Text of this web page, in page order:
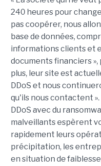
240 heures pour
pas coopérer, nous
base de données,
informations clients et
documents financiers »,
plus, leur site est
DDoS et nous
qu'ils nous contactent
DDoS avec du
malveillants espèrent
rapidement leurs
précipitation, les
en situation de